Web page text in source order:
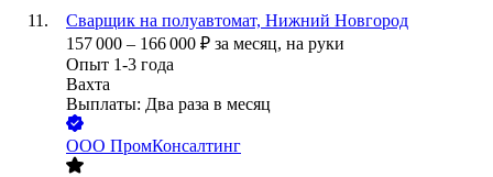
Сварщик на полуавтомат, Нижний Новгород
157 000 – 166 000 ₽ за месяц, на руки
Опыт 1-3 года
Вахта
Выплаты: Два раза в месяц
ООО ПромКонсалтинг